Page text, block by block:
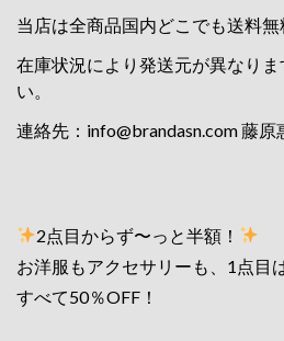
当店は全商品国内どこでも送料無
在庫状況により発送元が異なり
い。
連絡先： info@brandasn.com藤原
2点目からず〜っと半額！
お洋服もアクセサリーも、1点目
すべて50％OFF！